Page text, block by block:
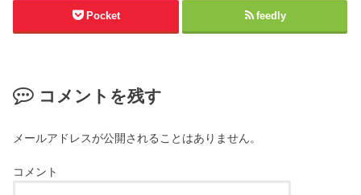
Pocket feedly
コメントを残す
メールアドレスが公開されることはありません。
コメント